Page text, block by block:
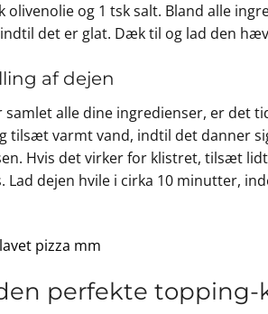
olivenolie og 1 tsk salt. Bland alle
det er glat. Dæk til og lad den
af dejen
samlet alle dine ingredienser, er det
tilsæt varmt vand, indtil det danner
Hvis det virker for klistret, tilsæt
Lad dejen hvile i cirka 10 minutter,
perfekte